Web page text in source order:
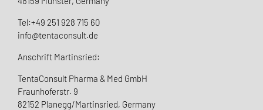
Tel:+49 251 928 715 60
info@tentaconsult.de
Anschrift Martinsried:
TentaConsult Pharma & Med GmbH
Fraunhoferstr. 9
82152 Planegg/Martinsried, Germany